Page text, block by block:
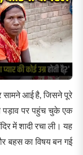
सामने आई है, जिसने पूरे
पड़ाव पर पहुंच चुके एक
में शादी रचा ली। यह
बहस का विषय बन गई